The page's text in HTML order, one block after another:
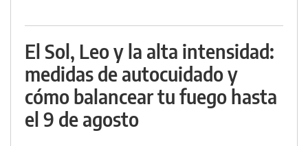
El Sol, Leo y la alta intensidad:
medidas de autocuidado y
cómo balancear tu fuego hasta
el 9 de agosto